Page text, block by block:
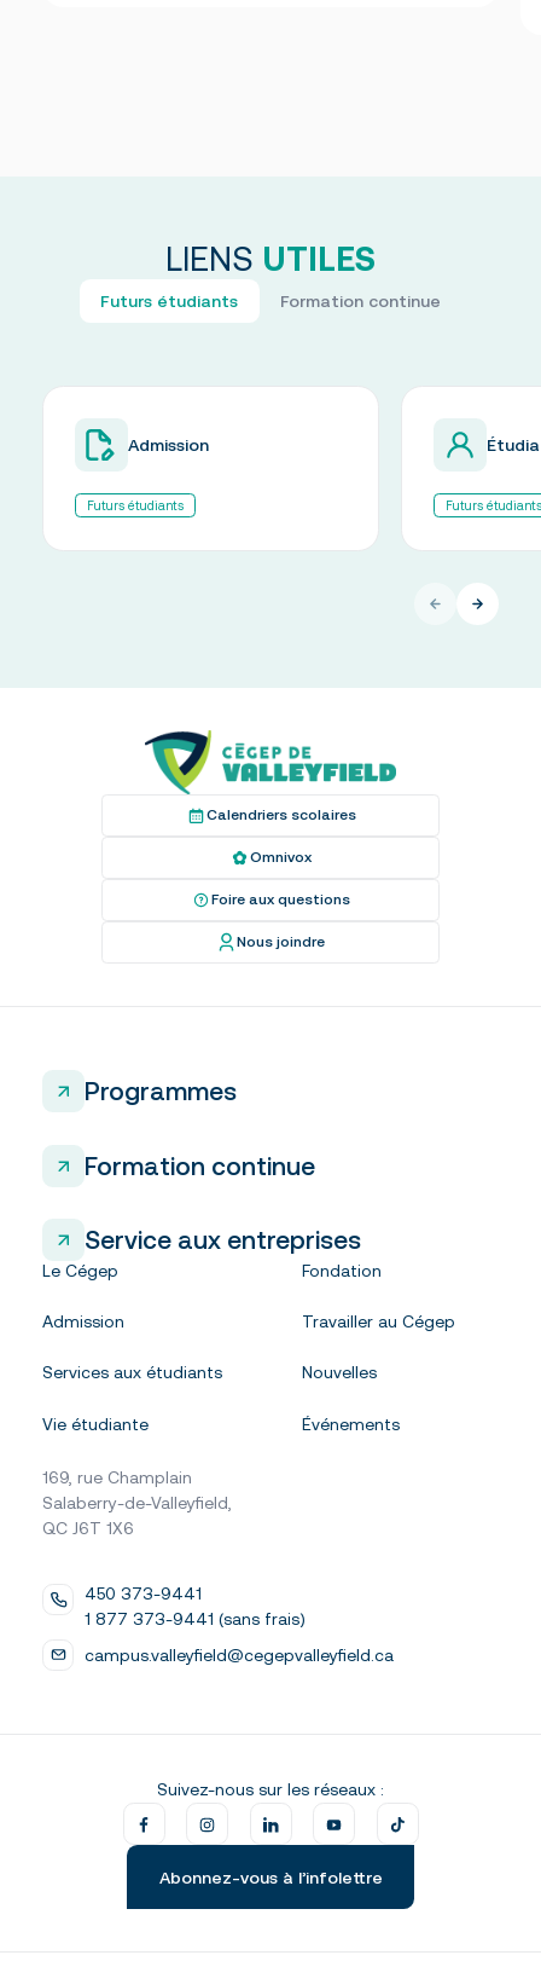
LIENS UTILES
Futurs étudiants Formation continue
Admission
Futurs étudiants Futurs étudiants
Calendriers scolaires
Omnivox
Foire aux questions
Nous joindre
Programmes
Formation continue
Service aux entreprises
Le Cégep
Admission
Services aux étudiants
Vie étudiante
Fondation
Travailler au Cégep
Nouvelles
Événements
169, rue Champlain
Salaberry-de-Valleyfield,
QC J6T 1X6
450 373-9441
1 877 373-9441 (sans frais)
campus.valleyfield@cegepvalleyfield.ca
Suivez-nous sur les réseaux :
Abonnez-vous à l’infolettre